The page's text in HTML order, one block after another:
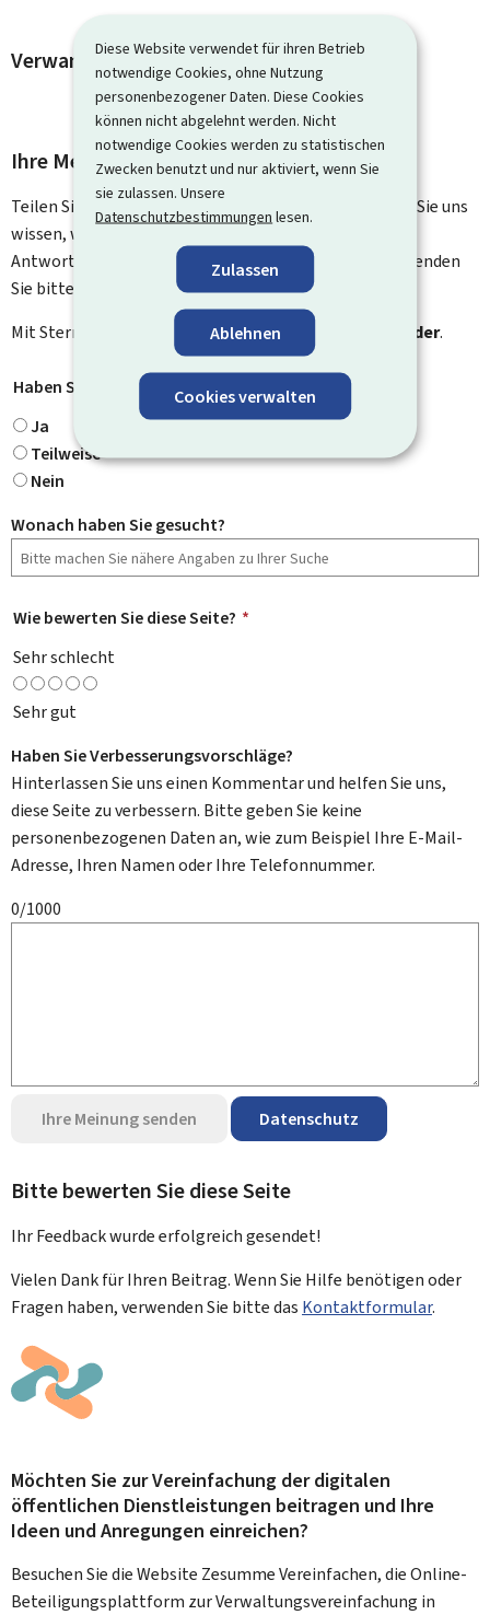
Diese Website verwendet für ihren Betrieb
notwendige Cookies, ohne Nutzung
personenbezogener Daten. Diese Cookies
können nicht abgelehnt werden. Nicht
notwendige Cookies werden zu statistischen
Zwecken benutzt und nur aktiviert, wenn Sie
sie zulassen. Unsere
Datenschutzbestimmungen lesen.
Zulassen
Ablehnen
Cookies verwalten
Verwandte Vorgänge und Links
Ihre Meinung interessiert uns
Teilen Sie uns Ihre Meinung zu dieser Seite mit. Lassen Sie uns
wissen, was wir verbessern können. Sie erhalten keine
Antwort auf Ihr Feedback. Für spezifische Fragen verwenden
Sie bitte das Kontaktformular.
Mit Stern gekennzeichnete Felder (
Pflichtfelder.
Haben Sie gefunden, wonach Sie gesucht haben?
Ja
Teilweise
Nein
Wonach haben Sie gesucht?
Wie bewerten Sie diese Seite? *
Sehr schlecht
Sehr gut
Haben Sie Verbesserungsvorschläge?
Hinterlassen Sie uns einen Kommentar und helfen Sie uns,
diese Seite zu verbessern. Bitte geben Sie keine
personenbezogenen Daten an, wie zum Beispiel Ihre E-Mail-
Adresse, Ihren Namen oder Ihre Telefonnummer.
0/1000
Ihre Meinung senden Datenschutz
Bitte bewerten Sie diese Seite
Ihr Feedback wurdeerfolgreichgesendet!
Vielen Dank für Ihren Beitrag. Wenn Sie Hilfe benötigen oder
Fragen haben, verwenden Sie bitte das Kontaktformular.
Möchten Sie zur Vereinfachung der digitalen
öffentlichen Dienstleistungen beitragen und Ihre
Ideen und Anregungen einreichen?
Besuchen Sie die Website Zesumme Vereinfachen, die Online-
Beteiligungsplattform zur Verwaltungsvereinfachung in